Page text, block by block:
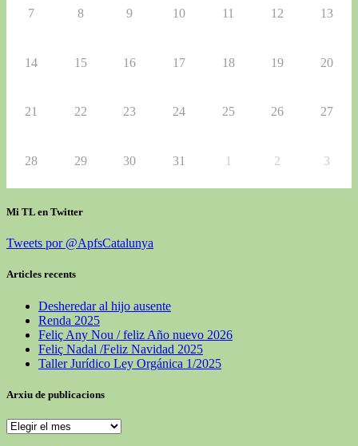
7 8 9 10 11 12 13
14 15 16 17 18 19 20
21 22 23 24 25 26 27
28 29 30 31 1 2 3
Mi TL en Twitter
Tweets por @ApfsCatalunya
Articles recents
Desheredar al hijo ausente
Renda 2025
Feliç Any Nou / feliz Año nuevo 2026
Feliç Nadal /Feliz Navidad 2025
Taller Jurídico Ley Orgánica 1/2025
Arxiu de publicacions